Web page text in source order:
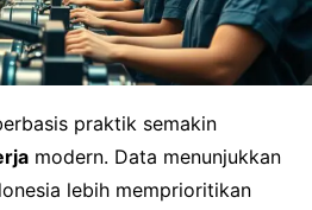
praktik semakin
modern. Data menunjukkan
lebih memprioritikan